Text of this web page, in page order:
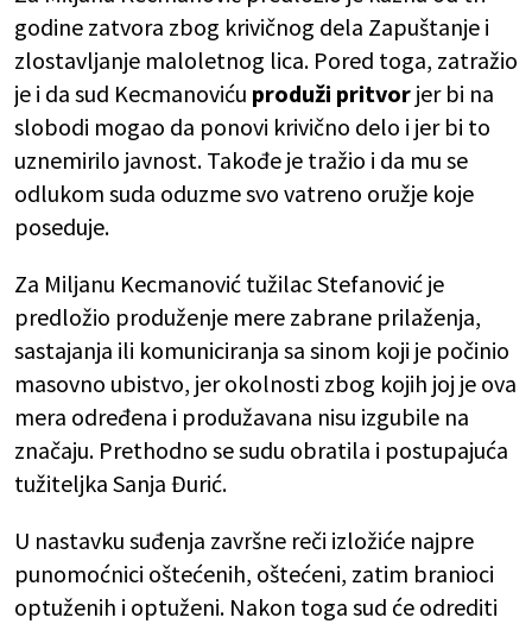
godine zatvora zbog krivičnog dela Zapuštanje i
zlostavljanje maloletnog lica. Pored toga, zatražio
je i da sud Kecmanoviću produži pritvor jer bi na
slobodi mogao da ponovi krivično delo i jer bi to
uznemirilo javnost. Takođe je tražio i da mu se
odlukom suda oduzme svo vatreno oružje koje
poseduje.
Za Miljanu Kecmanović tužilac Stefanović je
predložio produženje mere zabrane prilaženja,
sastajanja ili komuniciranja sa sinom koji je počinio
masovno ubistvo, jer okolnosti zbog kojih joj je ova
mera određena i produžavana nisu izgubile na
značaju. Prethodno se sudu obratila i postupajuća
tužiteljka Sanja Đurić.
U nastavku suđenja završne reči izložiće najpre
punomoćnici oštećenih, oštećeni, zatim branioci
optuženih i optuženi. Nakon toga sud će odrediti